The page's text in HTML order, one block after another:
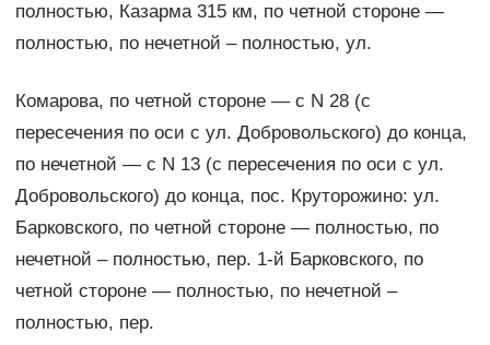
полностью, Казарма 315 км, по четной стороне —
полностью, по нечетной – полностью, ул.
Комарова, по четной стороне — с N 28 (с
пересечения по оси с ул. Добровольского) до конца,
по нечетной — с N 13 (с пересечения по оси с ул.
Добровольского) до конца, пос. Круторожино: ул.
Барковского, по четной стороне — полностью, по
нечетной – полностью, пер. 1-й Барковского, по
четной стороне — полностью, по нечетной –
полностью, пер.